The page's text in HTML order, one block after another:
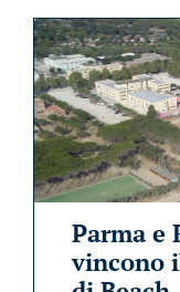
Parma e
vincono